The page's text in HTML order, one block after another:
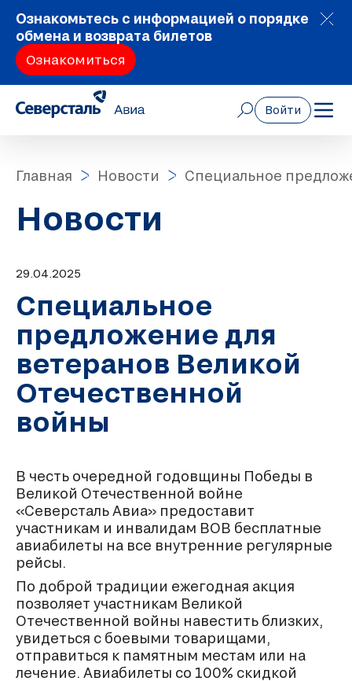
Ознакомьтесь с информацией о порядке
обмена и возврата билетов
Ознакомиться
Войти
Главная Новости Специальное
Новости
29.04.2025
Специальное
предложение для
ветеранов Великой
Отечественной
войны
В честь очередной годовщины Победы в
Великой Отечественной войне
«Северсталь Авиа» предоставит
участникам и инвалидам ВОВ бесплатные
авиабилеты на все внутренние регулярные
рейсы.
По доброй традиции ежегодная акция
позволяет участникам Великой
Отечественной войны навестить близких,
увидеться с боевыми товарищами,
отправиться к памятным местам или на
лечение. Авиабилеты со 100% скидкой